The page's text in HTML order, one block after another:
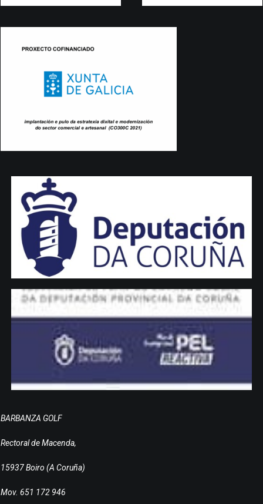
BARBANZA GOLF
Rectoral de Macenda,
15937 Boiro (A Coruña)
Mov. 651 172 946